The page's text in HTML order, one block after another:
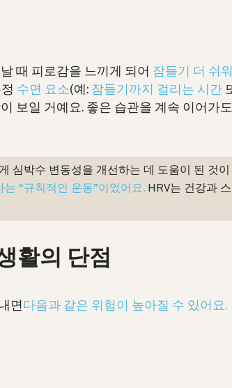
때 피로감을 느끼게 되어 잠들기 더 쉬
수면 요소(예: 잠들기까지 걸리는 시간
보일 거예요. 좋은 습관을 계속 이어가
심박수 변동성을 개선하는 데 도움이 된 것
“규칙적인 운동”이었어요. HRV는 건강과
활의 단점
면다음과 같은 위험이 높아질 수 있어요.